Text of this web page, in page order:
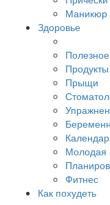
Маникюр
Здоровье
Полезное
Прыщи
Фитнес
Как похудеть